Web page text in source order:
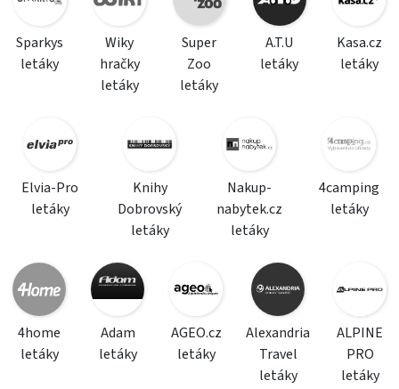
Sparkys
letáky
Wiky
hračky
letáky
Super
Zoo
letáky
A.T.U
letáky
Kasa.cz
letáky
Elvia-Pro
letáky
Knihy
Dobrovský
letáky
Nakup-
nabytek.cz
letáky
4camping
letáky
4home
letáky
Adam
letáky
AGEO.cz
letáky
Alexandria
Travel
letáky
ALPINE
PRO
letáky